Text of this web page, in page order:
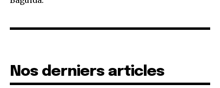
Nos derniers articles